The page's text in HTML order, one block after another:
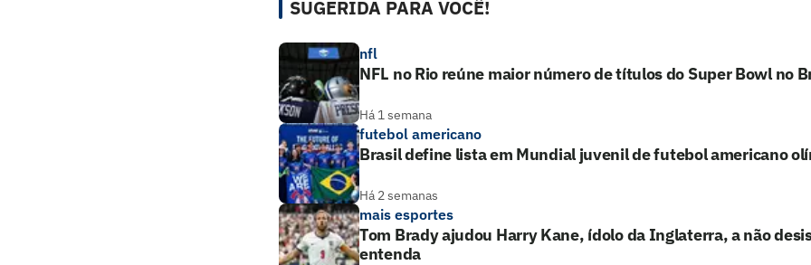
SUGERIDA PARA VOCÊ!
nfl
NFL no Rio reúne maior número de títulos do Super Bowl no
Há 1 semana
futebol americano
Brasil define lista em Mundial juvenil de futebol americano
Há 2 semanas
mais esportes
Tom Brady ajudou Harry Kane, ídolo da Inglaterra, a não
entenda